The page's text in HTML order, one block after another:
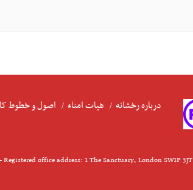
درباره رخشانه هیات امناء اصول و خطوط
office address: 1 The Sanctuary, London SW1P 3JT